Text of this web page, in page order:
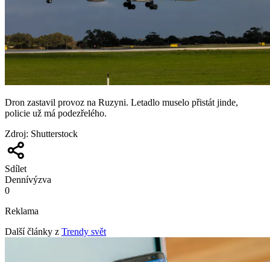
Dron zastavil provoz na Ruzyni. Letadlo muselo přistát jinde,
policie už má podezřelého.
Zdroj: Shutterstock
Sdílet
Dennívýzva
0
Reklama
Další články z Trendy svět